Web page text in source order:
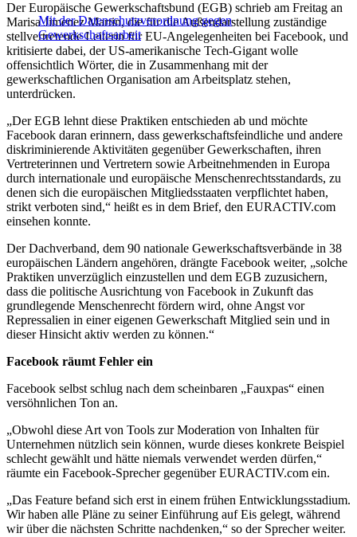
Mit der Datenschutzverordnung gegen
Gewerkschaftsarbeit
Der Europäische Gewerkschaftsbund (EGB) schrieb am Freitag an
Marisa Jimenez Martin, die für die Außendarstellung zuständige
stellvertretende Leiterin für EU-Angelegenheiten bei Facebook, und
kritisierte dabei, der US-amerikanische Tech-Gigant wolle
offensichtlich Wörter, die in Zusammenhang mit der
gewerkschaftlichen Organisation am Arbeitsplatz stehen,
unterdrücken.
„Der EGB lehnt diese Praktiken entschieden ab und möchte
Facebook daran erinnern, dass gewerkschaftsfeindliche und andere
diskriminierende Aktivitäten gegenüber Gewerkschaften, ihren
Vertreterinnen und Vertretern sowie Arbeitnehmenden in Europa
durch internationale und europäische Menschenrechtsstandards, zu
denen sich die europäischen Mitgliedsstaaten verpflichtet haben,
strikt verboten sind,“ heißt es in dem Brief, den EURACTIV.com
einsehen konnte.
Der Dachverband, dem 90 nationale Gewerkschaftsverbände in 38
europäischen Ländern angehören, drängte Facebook weiter, „solche
Praktiken unverzüglich einzustellen und dem EGB zuzusichern,
dass die politische Ausrichtung von Facebook in Zukunft das
grundlegende Menschenrecht fördern wird, ohne Angst vor
Repressalien in einer eigenen Gewerkschaft Mitglied sein und in
dieser Hinsicht aktiv werden zu können.“
Facebook räumt Fehler ein
Facebook selbst schlug nach dem scheinbaren „Fauxpas“ einen
versöhnlichen Ton an.
„Obwohl diese Art von Tools zur Moderation von Inhalten für
Unternehmen nützlich sein können, wurde dieses konkrete Beispiel
schlecht gewählt und hätte niemals verwendet werden dürfen,“
räumte ein Facebook-Sprecher gegenüber EURACTIV.com ein.
„Das Feature befand sich erst in einem frühen Entwicklungsstadium.
Wir haben alle Pläne zu seiner Einführung auf Eis gelegt, während
wir über die nächsten Schritte nachdenken,“ so der Sprecher weiter.